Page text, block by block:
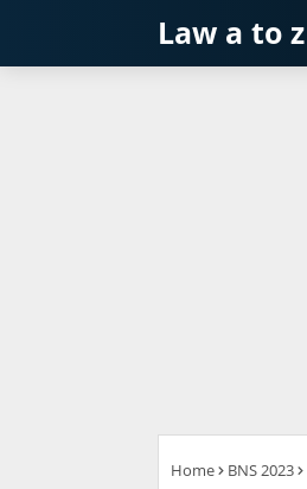
Law a to z
Home BNS 2023